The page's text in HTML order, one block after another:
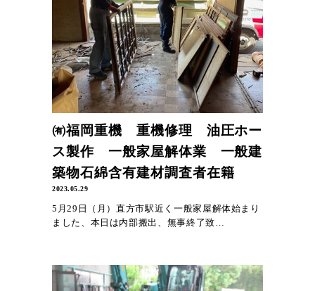
㈲福岡重機 重機修理 油圧ホー
ス製作 一般家屋解体業 一般建
築物石綿含有建材調査者在籍
2023.05.29
5月29日（月）直方市駅近く一般家屋解体始まり
ました、本日は内部搬出、無事終了致…